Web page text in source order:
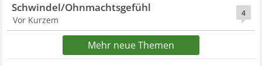
4
Schwindel/Ohnmachtsgefühl
Vor Kurzem
Mehr neue Themen